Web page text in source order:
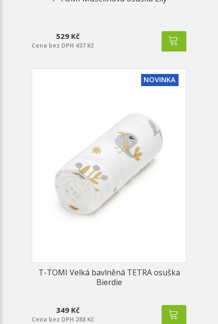
529 Kč
Cena bez DPH 437 Kč
NOVINKA
T-TOMI Velká bavlněná TETRA osuška
Bierdie
349 Kč
Cena bez DPH 288 Kč